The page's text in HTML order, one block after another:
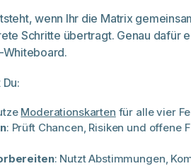
wenn Ihr die Matrix
Schritte übertragt. Genau dafür
Whiteboard.
Moderationskarten für alle vier
: Prüft Chancen, Risiken und offene
: Nutzt Abstimmungen,